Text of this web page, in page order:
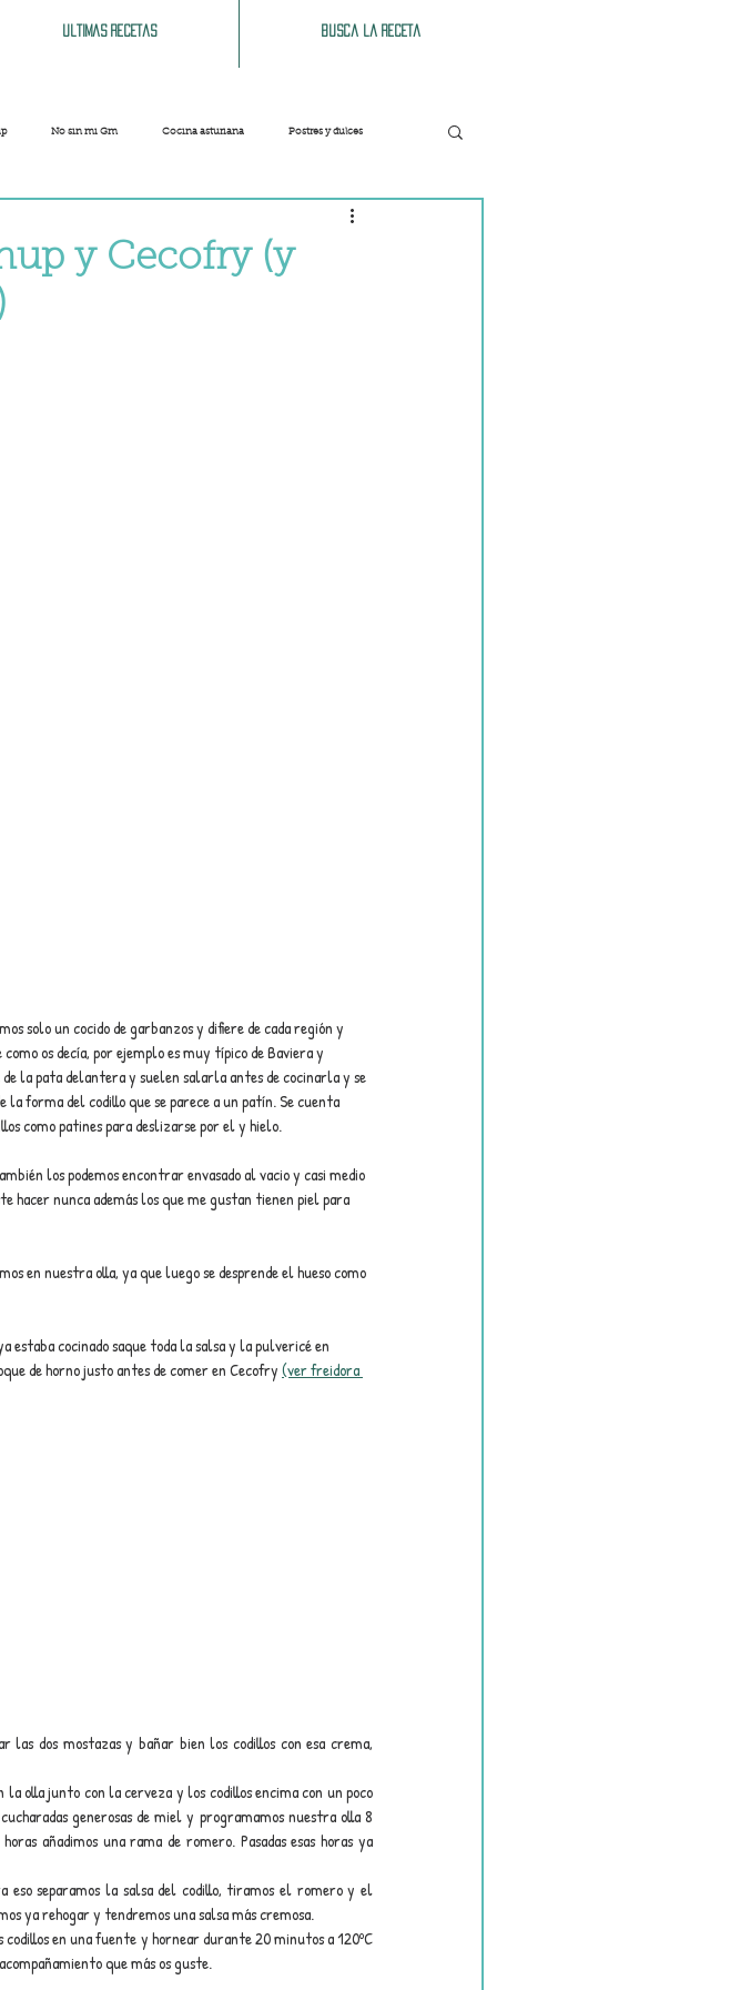
Busca la receta
Ultimas recetas
No sin mi Gm Cocina asturiana Postres y dulces
Bebidas
y Cecofry (y
solo un cocido de garbanzos y difiere de cada región y
os decía, por ejemplo es muy típico de Baviera y
de la pata delantera y suelen salarla antes de cocinarla y se
la forma del codillo que se parece a un patín. Se cuenta
como patines para deslizarse por el y hielo.
los podemos encontrar envasado al vacio y casi medio
hacer nunca además los que me gustan tienen piel para
en nuestra olla, ya que luego se desprende el hueso como
estaba cocinado saque toda la salsa y la pulvericé en
de horno justo antes de comer en Cecofry (ver freidora
las dos mostazas y bañar bien los codillos con esa crema,
la olla junto con la cerveza y los codillos encima con un poco
generosas de miel y programamos nuestra olla 8
añadimos una rama de romero. Pasadas esas horas ya
separamos la salsa del codillo, tiramos el romero y el
ya rehogar y tendremos una salsa más cremosa.
en una fuente y hornear durante 20 minutos a 120ºC
que más os guste.